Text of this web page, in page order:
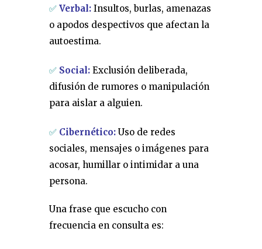
✅ Verbal: Insultos, burlas, amenazas
o apodos despectivos que afectan la
autoestima.
✅ Social: Exclusión deliberada,
difusión de rumores o manipulación
para aislar a alguien.
✅ Cibernético: Uso de redes
sociales, mensajes o imágenes para
acosar, humillar o intimidar a una
persona.
Una frase que escucho con
frecuencia en consulta es: